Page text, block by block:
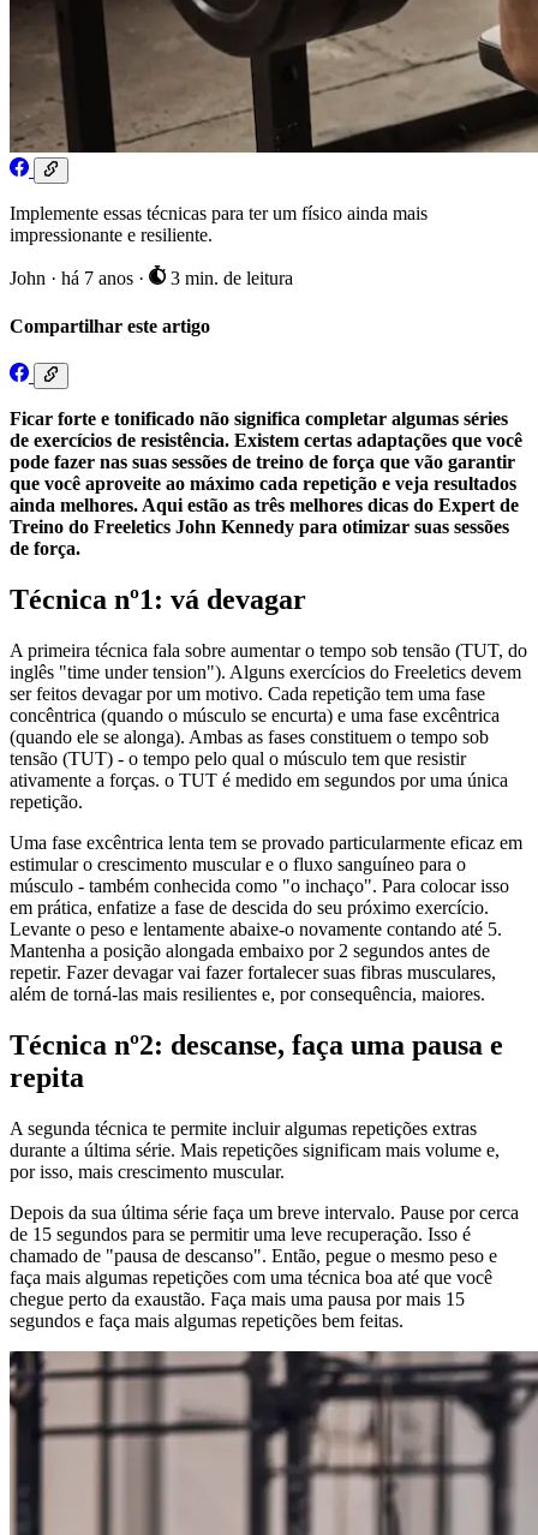
Implemente essas técnicas para ter um físico ainda mais
impressionante e resiliente.
John · há 7 anos · 3 min. de leitura
Compartilhar este artigo
Ficar forte e tonificado não significa completar algumas séries
de exercícios de resistência. Existem certas adaptações que você
pode fazer nas suas sessões de treino de força que vão garantir
que você aproveite ao máximo cada repetição e veja resultados
ainda melhores. Aqui estão as três melhores dicas do Expert de
Treino do Freeletics John Kennedy para otimizar suas sessões
de força.
Técnica nº1: vá devagar
A primeira técnica fala sobre aumentar o tempo sob tensão (TUT, do
inglês "time under tension"). Alguns exercícios do Freeletics devem
ser feitos devagar por um motivo. Cada repetição tem uma fase
concêntrica (quando o músculo se encurta) e uma fase excêntrica
(quando ele se alonga). Ambas as fases constituem o tempo sob
tensão (TUT) - o tempo pelo qual o músculo tem que resistir
ativamente a forças. o TUT é medido em segundos por uma única
repetição.
Uma fase excêntrica lenta tem se provado particularmente eficaz em
estimular o crescimento muscular e o fluxo sanguíneo para o
músculo - também conhecida como "o inchaço". Para colocar isso
em prática, enfatize a fase de descida do seu próximo exercício.
Levante o peso e lentamente abaixe-o novamente contando até 5.
Mantenha a posição alongada embaixo por 2 segundos antes de
repetir. Fazer devagar vai fazer fortalecer suas fibras musculares,
além de torná-las mais resilientes e, por consequência, maiores.
Técnica nº2: descanse, faça uma pausa e
repita
A segunda técnica te permite incluir algumas repetições extras
durante a última série. Mais repetições significam mais volume e,
por isso, mais crescimento muscular.
Depois da sua última série faça um breve intervalo. Pause por cerca
de 15 segundos para se permitir uma leve recuperação. Isso é
chamado de "pausa de descanso". Então, pegue o mesmo peso e
faça mais algumas repetições com uma técnica boa até que você
chegue perto da exaustão. Faça mais uma pausa por mais 15
segundos e faça mais algumas repetições bem feitas.